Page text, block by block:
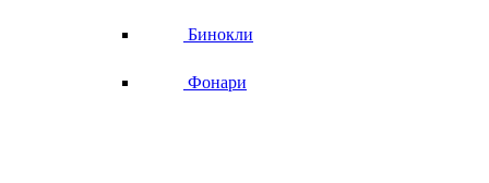
Бинокли
Фонари